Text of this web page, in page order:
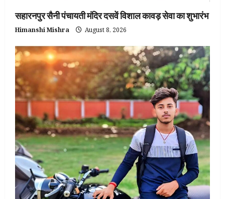
सहारनपुर सैनी पंचायती मंदिर दसवें विशाल कावड़ सेवा का शुभारंभ
Himanshi Mishra August 8, 2026